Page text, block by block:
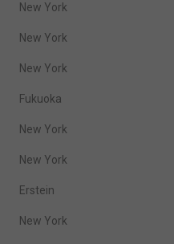
New York
New York
New York
Fukuoka
New York
New York
Erstein
New York